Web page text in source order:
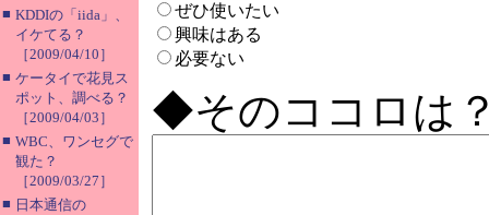
■ KDDIの「iida」、
イケてる？
［2009/04/10］
■ ケータイで花見ス
ポット、調べる？
［2009/04/03］
■ WBC、ワンセグで
観た？
［2009/03/27］
■ 日本通信の
ぜひ使いたい
興味はある
必要ない
◆そのココロは